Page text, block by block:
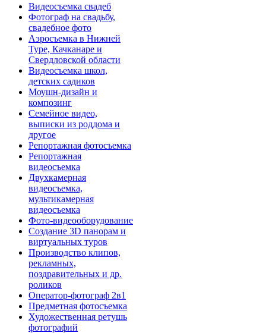
Видеосъемка свадеб
Фотограф на свадьбу,
свадебное фото
Аэросъемка в Нижней
Туре, Качканаре и
Свердловской области
Видеосъемка школ,
детских садиков
Моушн-дизайн и
композинг
Семейное видео,
выписки из роддома и
другое
Репортажная фотосъемка
Репортажная
видеосъемка
Двухкамерная
видеосъемка,
мультикамерная
видеосъемка
Фото-видеооборудование
Создание 3D панорам и
виртуальных туров
Производство клипов,
рекламных,
поздравительных и др.
роликов
Оператор-фотограф 2в1
Предметная фотосъемка
Художественная ретушь
фотографий